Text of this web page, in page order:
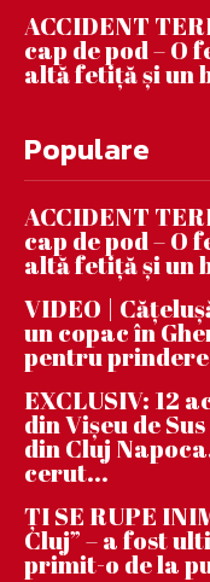
ACCIDENT
cap de pod – O
altă fetiță și un
Populare
ACCIDENT
cap de pod – O
altă fetiță și un
VIDEO |
un copac în
pentru
EXCLUSIV: 12
din Vișeu de
din Cluj
cerut...
ȚI SE RUPE
Cluj” – a fost
primit-o de la